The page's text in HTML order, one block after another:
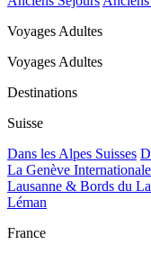
Voyages Adultes
Voyages Adultes
Destinations
Suisse
Dans les Alpes Suisses
La Genève Internationale
Lausanne & Bords du
Léman
France